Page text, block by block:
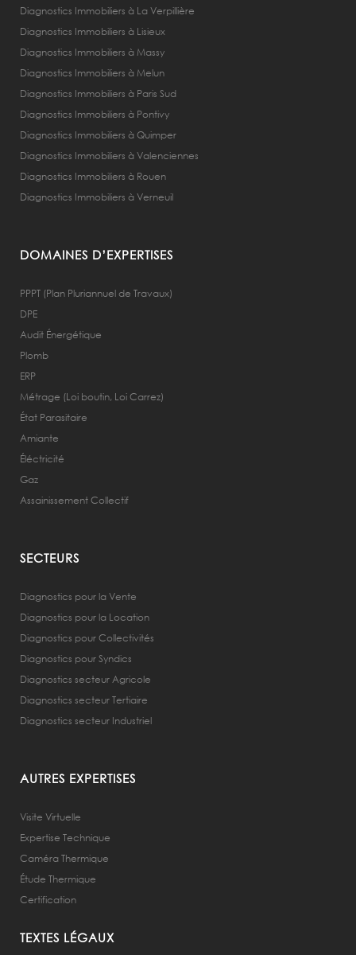
Diagnostics Immobiliers à La Verpillière
Diagnostics Immobiliers à Lisieux
Diagnostics Immobiliers à Massy
Diagnostics Immobiliers à Melun
Diagnostics Immobiliers à Paris Sud
Diagnostics Immobiliers à Pontivy
Diagnostics Immobiliers à Quimper
Diagnostics Immobiliers à Valenciennes
Diagnostics Immobiliers à Rouen
Diagnostics Immobiliers à Verneuil
DOMAINES D’EXPERTISES
PPPT (Plan Pluriannuel de Travaux)
DPE
Audit Énergétique
Plomb
ERP
Métrage (Loi boutin, Loi Carrez)
État Parasitaire
Amiante
Éléctricité
Gaz
Assainissement Collectif
SECTEURS
Diagnostics pour la Vente
Diagnostics pour la Location
Diagnostics pour Collectivités
Diagnostics pour Syndics
Diagnostics secteur Agricole
Diagnostics secteur Tertiaire
Diagnostics secteur Industriel
AUTRES EXPERTISES
Visite Virtuelle
Expertise Technique
Caméra Thermique
Étude Thermique
Certification
TEXTES LÉGAUX